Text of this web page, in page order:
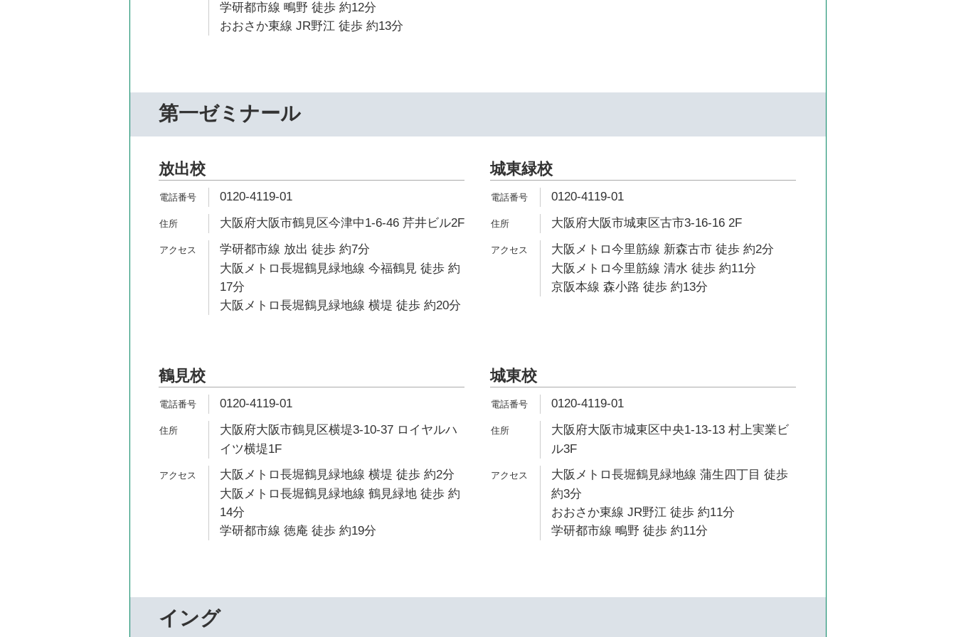
学研都市線 鴫野 徒歩 約12分
おおさか東線 JR野江 徒歩 約13分
第一ゼミナール
放出校
0120-4119-01
大阪府大阪市鶴見区今津中1-6-46 芹井ビル2F
学研都市線 放出 徒歩 約7分
大阪メトロ長堀鶴見緑地線 今福鶴見 徒歩 約
17分
大阪メトロ長堀鶴見緑地線 横堤 徒歩 約20分
城東緑校
0120-4119-01
大阪府大阪市城東区古市3-16-16 2F
大阪メトロ今里筋線 新森古市 徒歩 約2分
大阪メトロ今里筋線 清水 徒歩 約11分
京阪本線 森小路 徒歩 約13分
鶴見校
0120-4119-01
大阪府大阪市鶴見区横堤3-10-37 ロイヤルハ
イツ横堤1F
大阪メトロ長堀鶴見緑地線 横堤 徒歩 約2分
大阪メトロ長堀鶴見緑地線 鶴見緑地 徒歩 約
14分
学研都市線 徳庵 徒歩 約19分
城東校
0120-4119-01
大阪府大阪市城東区中央1-13-13 村上実業ビ
ル3F
大阪メトロ長堀鶴見緑地線 蒲生四丁目 徒歩
約3分
おおさか東線 JR野江 徒歩 約11分
学研都市線 鴫野 徒歩 約11分
イング